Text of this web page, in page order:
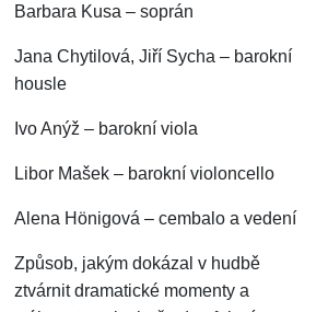
Barbara Kusa – soprán
Jana Chytilová, Jiří Sycha – barokní
housle
Ivo Anýž – barokní viola
Libor Mašek – barokní violoncello
Alena Hönigová – cembalo a vedení
Způsob, jakým dokázal v hudbě
ztvárnit dramatické momenty a